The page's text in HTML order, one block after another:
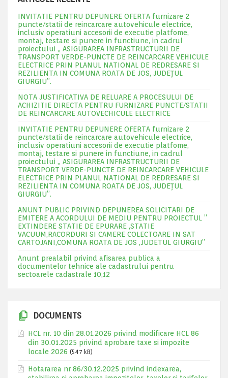
INVITATIE PENTRU DEPUNERE OFERTA furnizare 2
puncte/statii de reincarcare autovehicule electrice,
inclusiv operatiuni accesorii de executie platfome,
montaj, testare si punere in functiune, in cadrul
proiectului „ ASIGURAREA INFRASTRUCTURII DE
TRANSPORT VERDE-PUNCTE DE REINCARCARE VEHICULE
ELECTRICE PRIN PLANUL NATIONAL DE REDRESARE SI
REZILIENTA IN COMUNA ROATA DE JOS, JUDEŢUL
GIURGIU”.
NOTA JUSTIFICATIVA DE RELUARE A PROCESULUI DE
ACHIZITIE DIRECTA PENTRU FURNIZARE PUNCTE/STATII
DE REINCARCARE AUTOVECHICULE ELECTRICE
INVITATIE PENTRU DEPUNERE OFERTA furnizare 2
puncte/statii de reincarcare autovehicule electrice,
inclusiv operatiuni accesorii de executie platfome,
montaj, testare si punere in functiune, in cadrul
proiectului „ ASIGURAREA INFRASTRUCTURII DE
TRANSPORT VERDE-PUNCTE DE REINCARCARE VEHICULE
ELECTRICE PRIN PLANUL NATIONAL DE REDRESARE SI
REZILIENTA IN COMUNA ROATA DE JOS, JUDEŢUL
GIURGIU”.
ANUNT PUBLIC PRIVIND DEPUNEREA SOLICITARI DE
EMITERE A ACORDULUI DE MEDIU PENTRU PROIECTUL ”
EXTINDERE STATIE DE EPURARE ,STATIE
VACUUM,RACORDURI SI CAMERE COLECTOARE IN SAT
CARTOJANI,COMUNA ROATA DE JOS ,JUDETUL GIURGIU”
Anunt prealabil privind afisarea publica a
documentelor tehnice ale cadastrului pentru
sectoarele cadastrale 10,12
DOCUMENTS
HCL nr. 10 din 28.01.2026 privind modificare HCL 86
din 30.01.2025 privind aprobare taxe si impozite
locale 2026 (547 kB)
Hotararea nr 86/30.12.2025 privind indexarea,